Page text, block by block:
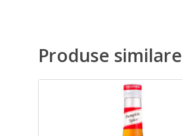
Produse similare